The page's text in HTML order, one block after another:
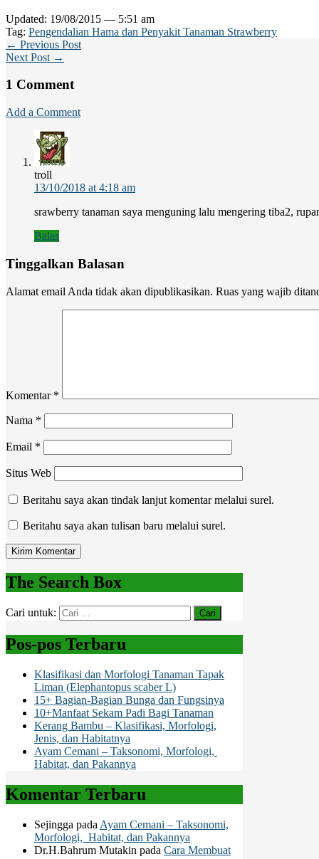
Updated: 19/08/2015 — 5:51 am
Tag: Pengendalian Hama dan Penyakit Tanaman Strawberry
← Previous Post
Next Post →
1 Comment
Add a Comment
troll
13/10/2018 at 4:18 am
srawberry tanaman saya menguning lalu mengering tiba2,
Balas
Tinggalkan Balasan
Alamat email Anda tidak akan dipublikasikan. Ruas yang wajib
Komentar *
Nama *
Email *
Situs Web
Beritahu saya akan tindak lanjut komentar melalui surel.
Beritahu saya akan tulisan baru melalui surel.
The Search Box
Cari untuk:
Pos-pos Terbaru
Klasifikasi dan Morfologi Tanaman Tapak
Liman (Elephantopus scaber L)
15+ Bagian-Bagian Bunga dan Fungsinya
10+Manfaat Sekam Padi Bagi Tanaman
Kerang Bambu – Klasifikasi, Morfologi,
Jenis, dan Habitatnya
Ayam Cemani – Taksonomi, Morfologi,
Habitat, dan Pakannya
Komentar Terbaru
Sejingga pada Ayam Cemani – Taksonomi,
Morfologi, Habitat, dan Pakannya
Dr.H.Bahrum Mutakin pada Cara Membuat